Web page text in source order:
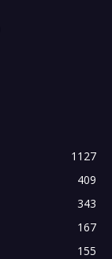
1127
409
343
167
155